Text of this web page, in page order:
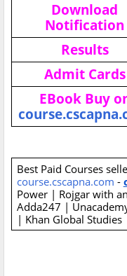
Download
Notification
Results
Admit Cards
EBook Buy
Best Paid Courses
course.cscapna.com -
Power | Rojgar with
Adda247 |
| Khan Global Studies